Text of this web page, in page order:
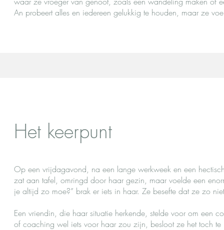
An probeert alles en iedereen gelukkig te houden, maar ze
Het keerpunt
Op een vrijdagavond, na een lange werkweek en een
zat aan tafel, omringd door haar gezin, maar voelde een
je altijd zo moe?” brak er iets in haar. Ze besefte dat ze zo
Een vriendin, die haar situatie herkende, stelde voor om een
of coaching wel iets voor haar zou zijn, besloot ze het toch